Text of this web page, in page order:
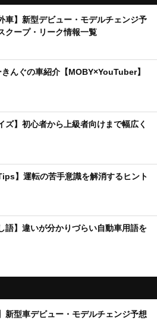
車】新型デビュー・モデルチェンジ予
クープ・リーク情報一覧
んぐの車紹介【MOBY×YouTuber】
ズ】初心者から上級者向けまで幅広く
】運転の苦手意識を解消するヒント
語】違いが分かりづらい自動車用語を
新型車デビュー・モデルチェンジ予想